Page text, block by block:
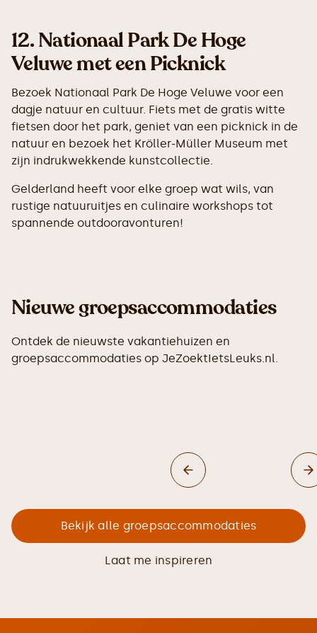
12.Nationaal Park De Hoge
Veluwe met een Picknick
Bezoek Nationaal Park De Hoge Veluwe voor een
dagje natuur en cultuur. Fiets met de gratis witte
fietsen door het park, geniet van een picknick in de
natuur en bezoek het Kröller-Müller Museum met
zijn indrukwekkende kunstcollectie.
Gelderland heeft voor elke groep wat wils, van
rustige natuuruitjes en culinaire workshops tot
spannende outdooravonturen!
Nieuwe groepsaccommodaties
Ontdek de nieuwste vakantiehuizen en
groepsaccommodaties op JeZoektIetsLeuks.nl.
Bekijk alle groepsaccommodaties
Laat me inspireren